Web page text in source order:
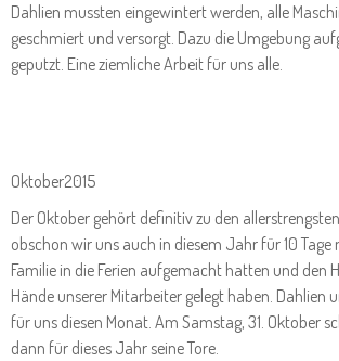
Dahlien mussten eingewintert werden, alle
geschmiert und versorgt. Dazu die Umgebung
geputzt. Eine ziemliche Arbeit für uns alle.
Oktober2015
Der Oktober gehört definitiv zu den
obschon wir uns auch in diesem Jahr für 10 Tage
Familie in die Ferien aufgemacht hatten und den
Hände unserer Mitarbeiter gelegt haben. Dahlien
für uns diesen Monat. Am Samstag, 31. Oktober
dann für dieses Jahr seine Tore.